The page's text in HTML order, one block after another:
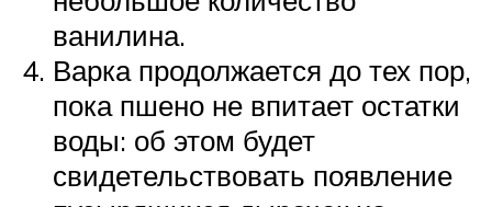
ванилина.
Варка продолжается до тех пор,
пока пшено не впитает остатки
воды: об этом будет
свидетельствовать появление